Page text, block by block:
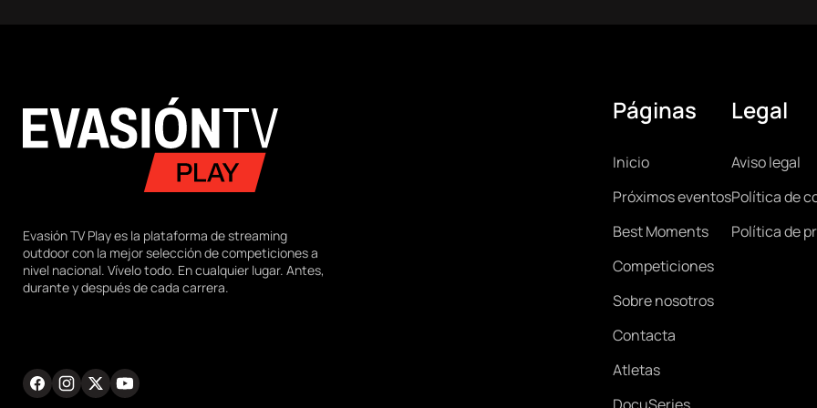
Evasión TV Play es la plataforma de streaming
outdoor con la mejor selección de competiciones a
nivel nacional. Vívelo todo. En cualquier lugar. Antes,
durante y después de cada carrera.
RRSS
Facebook
Instagram
TwitterYoutube
Páginas
Main
navigation
Inicio
Próximos eventos
Best Moments
Competiciones
Sobre nosotros
Contacta
Atletas
Legal
Legal
Aviso legal
Política de
Política de